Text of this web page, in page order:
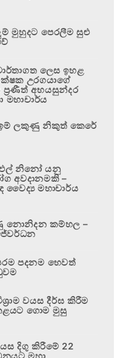
මුහුදට පෙරලීම සුළු
ලෙස ඉහළ
උරගයාගේ
ප්‍රණීත් අභයසුන්දර
මහාචාර්ය
ලකුණු නිකුත් කෙරේ
එල් නිනෝ යනු
අවදානමකි –
වෛද්‍ය මහාචාර්ය
නොනිදන කම්හල –
පදනම හෙවත්
වයස දීර්ඝ කිරීම
ගොම මුසු
දිගු කිරීමේ 22